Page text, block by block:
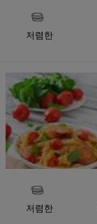
저렴한
저렴한